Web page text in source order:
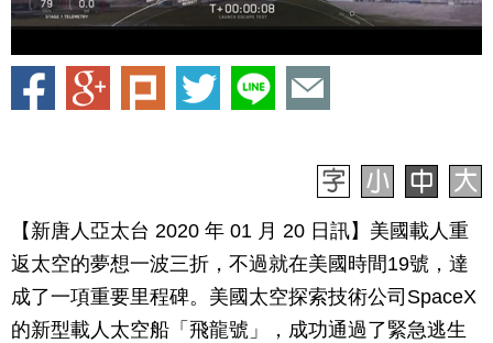
【新唐人亞太台 2020 年 01 月 20 日訊】美國載人重
返太空的夢想一波三折，不過就在美國時間19號，達
成了一項重要里程碑。美國太空探索技術公司SpaceX
的新型載人太空船「飛龍號」，成功通過了緊急逃生